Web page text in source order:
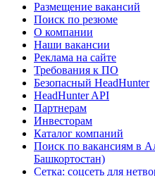
Размещение вакансий
Поиск по резюме
О компании
Наши вакансии
Реклама на сайте
Требования к ПО
Безопасный HeadHunter
HeadHunter API
Партнерам
Инвесторам
Каталог компаний
Поиск по вакансиям в
Башкортостан)
Сетка: соцсеть для